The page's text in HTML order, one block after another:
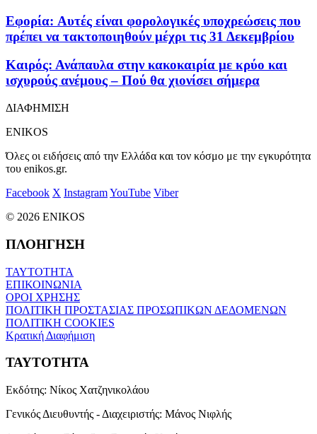
Εφορία: Aυτές είναι φορολογικές υποχρεώσεις που
πρέπει να τακτοποιηθούν μέχρι τις 31 Δεκεμβρίου
Καιρός: Ανάπαυλα στην κακοκαιρία με κρύο και
ισχυρούς ανέμους – Πού θα χιονίσει σήμερα
ΔΙΑΦΗΜΙΣΗ
ENIKOS
Όλες οι ειδήσεις από την Ελλάδα και τον κόσμο με την εγκυρότητα
του enikos.gr.
Facebook X InstagramYouTube Viber
© 2026 ENIKOS
ΠΛΟΗΓΗΣΗ
ΤΑΥΤΟΤΗΤΑ
ΕΠΙΚΟΙΝΩΝΙΑ
ΟΡΟΙ ΧΡΗΣΗΣ
ΠΟΛΙΤΙΚΗ ΠΡΟΣΤΑΣΙΑΣ ΠΡΟΣΩΠΙΚΩΝ ΔΕΔΟΜΕΝΩΝ
ΠΟΛΙΤΙΚΗ COOKIES
Κρατική Διαφήμιση
ΤΑΥΤΟΤΗΤΑ
Εκδότης: Νίκος Χατζηνικολάου
Γενικός Διευθυντής - Διαχειριστής: Μάνος Νιφλής